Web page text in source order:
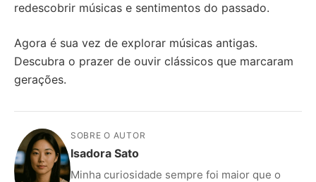
redescobrir músicas e sentimentos do passado.
Agora é sua vez de explorar músicas antigas.
Descubra o prazer de ouvir clássicos que marcaram
gerações.
SOBRE O AUTOR
Isadora Sato
Minha curiosidade sempre foi maior que o